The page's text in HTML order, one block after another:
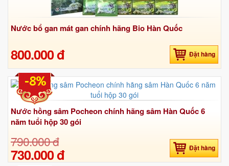
Nước bổ gan mát gan chính hãng Bio Hàn Quốc
800.000 đ Đặt hàng
Nước hồng sâm Pocheon chính hãng sâm Hàn Quốc 6
năm tuổi hộp 30 gói
790.000 đ
730.000 đ Đặt hàng
-8%